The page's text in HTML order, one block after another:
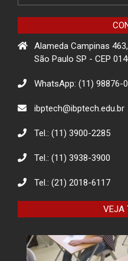
golpes
Projeto
Descarte
Baterias
Eco
O
Alameda Campinas
São Paulo SP - CEP
WhatsApp: (11) 98876-
ibptech@ibptech.edu.br
Tel.: (11) 3900-2285
Tel.: (11) 3938-3900
Tel.: (21) 2018-6117
VEJA